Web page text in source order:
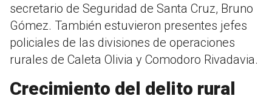
secretario de Seguridad de Santa Cruz, Bruno
Gómez. También estuvieron presentes jefes
policiales de las divisiones de operaciones
rurales de Caleta Olivia y Comodoro Rivadavia.
Crecimiento del delito rural